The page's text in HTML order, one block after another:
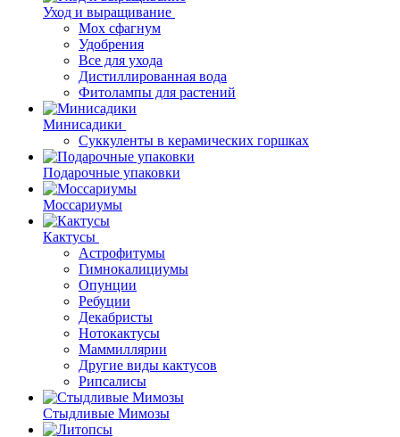
Уход и выращивание
Мох сфагнум
Удобрения
Все для ухода
Дистиллированная вода
Фитолампы для растений
Минисадики
Суккуленты в керамических горшках
Подарочные упаковки
Моссариумы
Кактусы
Астрофитумы
Гимнокалициумы
Опунции
Ребуции
Декабристы
Нотокактусы
Маммиллярии
Другие виды кактусов
Рипсалисы
Стыдливые Мимозы